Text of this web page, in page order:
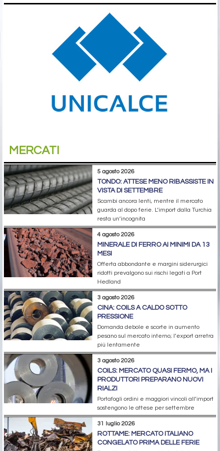
MERCATI
5 agosto 2026
TONDO: ATTESE MENO RIBASSISTE IN
VISTA DI SETTEMBRE
Scambi ancora lenti, mentre il mercato
guarda al dopo ferie. L’import dalla Turchia
resta un’incognita
4 agosto 2026
MINERALE DI FERRO AI MINIMI DA 13
MESI
Offerta abbondante e margini siderurgici
ridotti prevalgono sui rischi legati a Port
Hedland
3 agosto 2026
CINA: COILS A CALDO SOTTO
PRESSIONE
Domanda debole e scorte in aumento
pesano sul mercato interno; l’export arretra
più lentamente
3 agosto 2026
COILS: MERCATO QUASI FERMO, MA I
PRODUTTORI PREPARANO NUOVI
RIALZI
Portafogli ordini e maggiori vincoli all’import
sostengono le attese per settembre
31 luglio 2026
ROTTAME: MERCATO ITALIANO
CONGELATO PRIMA DELLE FERIE